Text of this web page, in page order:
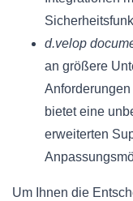
d.velop
an größere
bietet eine
erweiterten
Um Ihnen die